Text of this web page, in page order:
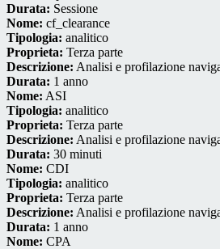
Durata: Sessione
Nome: cf_clearance
Tipologia: analitico
Proprieta: Terza parte
Descrizione: Analisi e profilazione
Durata: 1 anno
Nome: ASI
Tipologia: analitico
Proprieta: Terza parte
Descrizione: Analisi e profilazione
Durata: 30 minuti
Nome: CDI
Tipologia: analitico
Proprieta: Terza parte
Descrizione: Analisi e profilazione
Durata: 1 anno
Nome: CPA